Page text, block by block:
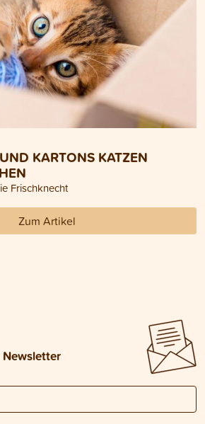
KARTONS KATZEN
Frischknecht
Zum Artikel